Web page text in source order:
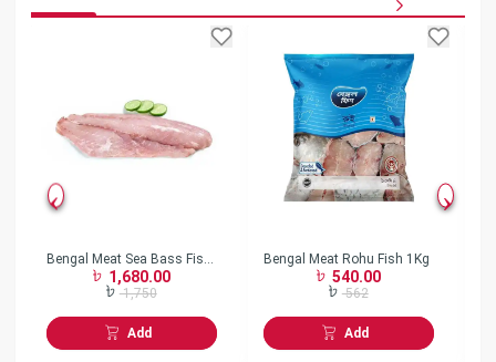
Bengal Meat Sea Bass Fish
Fillet 1Kg 1,680.00
1,750
Add
Bengal Meat Rohu Fish 1Kg
540.00
562
Add